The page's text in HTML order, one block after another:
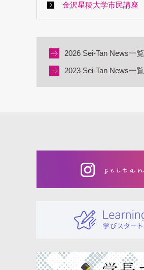
金沢星稜大学市民講座
2026 Sei-Tan News一覧
2023 Sei-Tan News一覧